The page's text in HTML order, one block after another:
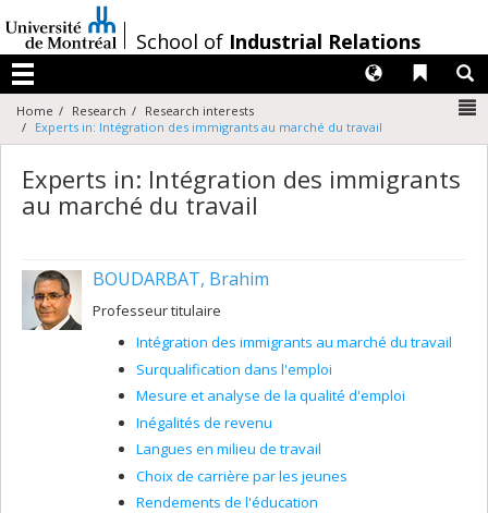
au
contenu
/
School of Industrial Relations
Menu
Liens
Langues
Home Research
Research interests
Experts in: Intégration des immigrants au marché du travail
Experts in: Intégration des immigrants
au marché du travail
BOUDARBAT, Brahim
Professeur titulaire
Intégration des immigrants au marché du travail
Surqualification dans l'emploi
Mesure et analyse de la qualité d'emploi
Inégalités de revenu
Langues en milieu de travail
Choix de carrière par les jeunes
Rendements de l'éducation